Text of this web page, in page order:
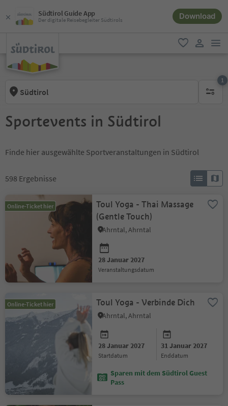
Südtirol Guide App
Der digitale Reisebegleiter Südtirols Download
favorit
Südtirol
1
1
Sportevents in Südtirol
Finde hier ausgewählte Sportveranstaltungen in Südtirol
598 Ergebnisse
Online-Ticket hier
Toul Yoga - Thai Massage
(Gentle Touch)
Ahrntal, Ahrntal
28 Januar 2027
Veranstaltungsdatum
Online-Ticket hier Toul Yoga - Verbinde Dich
Ahrntal, Ahrntal
28 Januar 2027
Startdatum
31 Januar 2027
Enddatum
Sparen mit dem Südtirol Guest
Pass